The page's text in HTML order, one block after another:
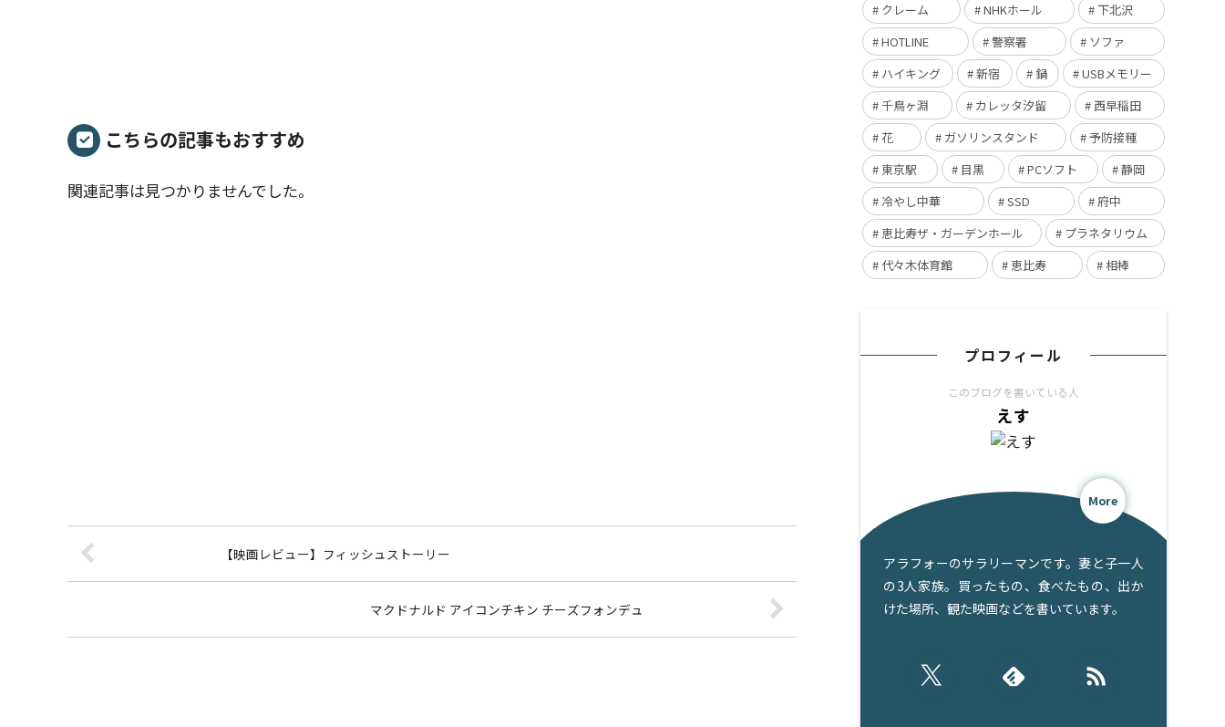
こちらの記事もおすすめ
関連記事は見つかりませんでした。
【映画レビュー】フィッシュストーリー
マクドナルド アイコンチキン チーズフォンデュ
クレーム
NHKホール
下北沢
HOTLINE
警察署
ソファ
ハイキング
新宿 鍋
USBメモリー
千鳥ヶ淵
カレッタ汐留
西早稲田
花
ガソリンスタンド
予防接種
東京駅
目黒 PCソフト
静岡
冷やし中華
SSD
府中
恵比寿ザ・ガーデンホール
プラネタリウム
代々木体育館
恵比寿 相棒
プロフィール
このブログを書いている人
えす
More
アラフォーのサラリーマンです。妻と子一人
の3人家族。買ったもの、食べたもの、出か
けた場所、観た映画などを書いています。